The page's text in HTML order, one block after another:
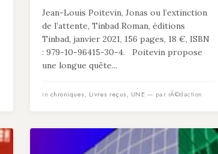
Jean-Louis Poitevin, Jonas ou l’extinction
de l’attente, Tinbad Roman, éditions
Tinbad, janvier 2021, 156 pages, 18 €, ISBN
: 979-10-96415-30-4. Poitevin propose
une longue quête...
in chroniques, Livres reçus, UNE — par rÃ©daction